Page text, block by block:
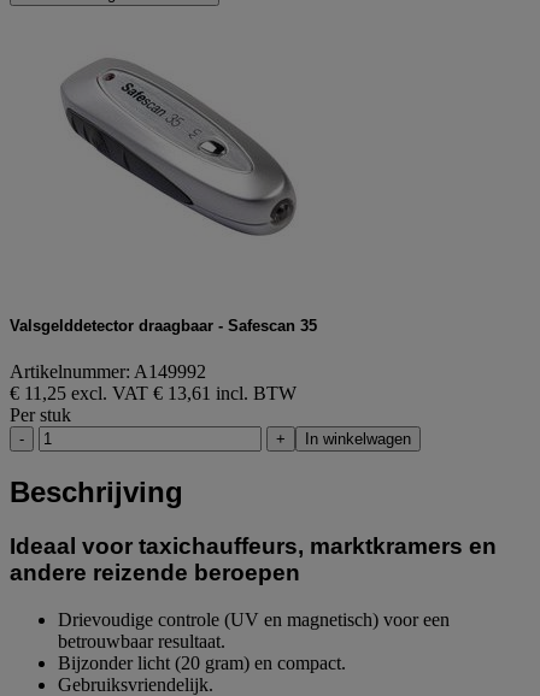
Valsgelddetector draagbaar - Safescan 35
Artikelnummer: A149992
€ 11,25 excl. VAT € 13,61 incl. BTW
Per stuk
- + In winkelwagen
Beschrijving
Ideaal voor taxichauffeurs, marktkramers en
andere reizende beroepen
Drievoudige controle (UV en magnetisch) voor een
betrouwbaar resultaat.
Bijzonder licht (20 gram) en compact.
Gebruiksvriendelijk.